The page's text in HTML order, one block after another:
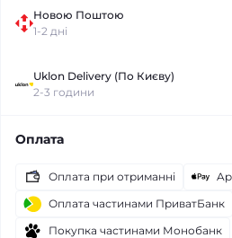
Новою Поштою
1-2 дні
Uklon Delivery (По Києву)
2-3 години
Оплата
Оплата при отриманні
Оплата частинами ПриватБанк
Покупка частинами Монобанк